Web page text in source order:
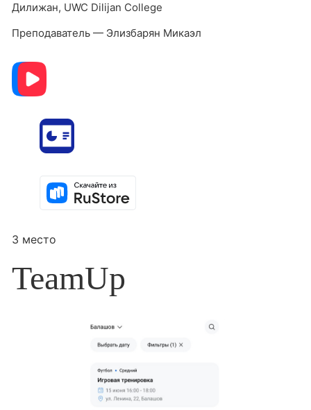
Дилижан, UWC Dilijan College
Преподаватель — Элизбарян Микаэл
3 место
TeamUp